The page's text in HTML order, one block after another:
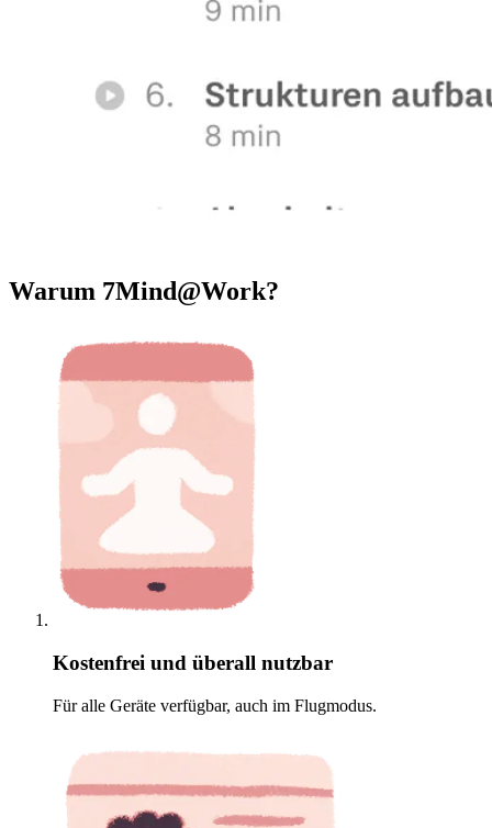
Warum 7Mind@Work?
Kostenfrei und überall nutzbar
Für alle Geräte verfügbar, auch im Flugmodus.